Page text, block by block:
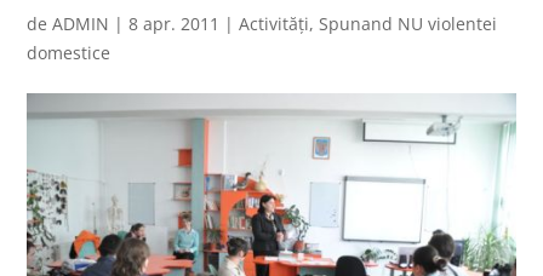
deADMIN |8 apr. 2011 |Activități,Spunand NU violentei
domestice